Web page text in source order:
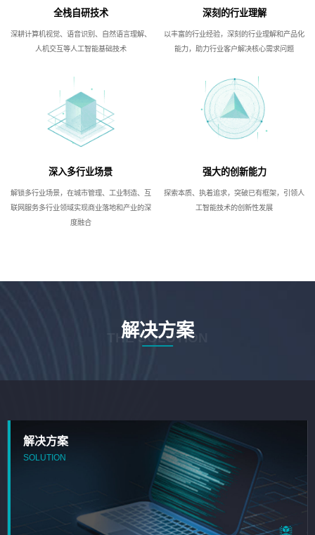
全栈自研技术
深耕计算机视觉、语音识别、自然语言理解、
人机交互等人工智能基础技术
深刻的行业理解
以丰富的行业经验，深刻的行业理解和产品化
能力，助力行业客户解决核心需求问题
深入多行业场景
解锁多行业场景，在城市管理、工业制造、互
联网服务多行业领域实现商业落地和产业的深
度融合
强大的创新能力
探索本质、执着追求，突破已有框架，引领人
工智能技术的创新性发展
解决方案
THE SOLUTION
解决方案
SOLUTION